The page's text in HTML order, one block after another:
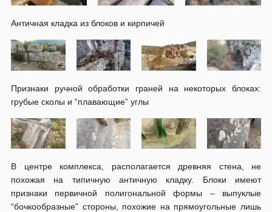
Античная кладка из блоков и кирпичей
Признаки ручной обработки граней на некоторых блоках:
грубые сколы и “плавающие” углы
В центре комплекса, располагается древняя стена, не
похожая на типичную античную кладку. Блоки имеют
признаки первичной полигональной формы – выпуклые
“бочкообразные” стороны, похожие на прямоугольные лишь